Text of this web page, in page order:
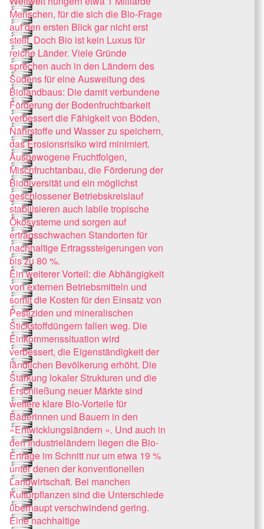
Menschen, für die sich die Bio-Frage
auf den ersten Blick gar nicht erst
stellt. Doch Bio ist kein Luxus für
reiche Länder. Viele Gründe
sprechen auch in den Ländern des
Südens für eine Ausweitung des
Biolandbaus: Die damit verbundene
Förderung der Bodenfruchtbarkeit
verbessert die Fähigkeit von Böden,
Nährstoffe und Wasser zu speichern,
das Erosionsrisiko wird minimiert.
Ausgewogene Fruchtfolgen,
Mischfruchtanbau, die Förderung der
Biodiversität und ein möglichst
geschlossener Betriebskreislauf
stabilisieren auch labile tropische
Ökosysteme und sorgen auf
ertragsschwachen Standorten für
nachhaltige Ertragssteigerungen von
bis zu 80 %.
Ein weiterer Vorteil: die Abhängigkeit
von externen Betriebsmitteln und
somit die Kosten für den Einsatz von
Pestiziden und mineralischen
Stickstoffdüngern fallen weg. Die
Einkommenssituation wird
verbessert, die Eigenständigkeit der
ländlichen Bevölkerung erhöht. Die
Stärkung lokaler Strukturen und die
Erschließung neuer Märkte sind
weitere klare Bio-Vorteile für
Bäuerinnen und Bauern in den
»Entwicklungsländern «. Und auch in
den Industrieländern liegen die Bio-
Erträge im Schnitt nur um etwa 19 %
unter denen der konventionellen
Landwirtschaft. Bei manchen
Kulturpflanzen sind die Unterschiede
überhaupt verschwindend gering.
Eine nachhaltige